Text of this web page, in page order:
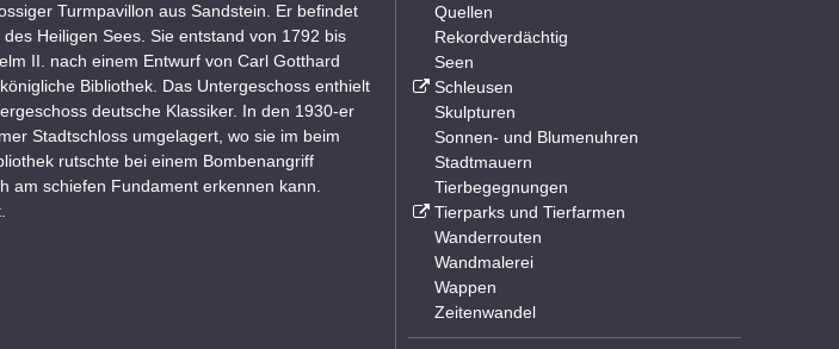
Turmpavillon aus Sandstein. Er befindet
Heiligen Sees. Sie entstand von 1792 bis
II. nach einem Entwurf von Carl Gotthard
Bibliothek. Das Untergeschoss enthielt
deutsche Klassiker. In den 1930-er
Stadtschloss umgelagert, wo sie im beim
rutschte bei einem Bombenangriff
am schiefen Fundament erkennen kann.
Quellen
Rekordverdächtig
Seen
Schleusen
Skulpturen
Sonnen- und Blumenuhren
Stadtmauern
Tierbegegnungen
Tierparks und Tierfarmen
Wanderrouten
Wandmalerei
Wappen
Zeitenwandel